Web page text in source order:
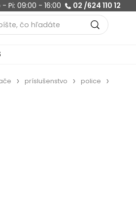
Pi: 09:00 - 16:00 02 /624 110 12
príslušenstvo police